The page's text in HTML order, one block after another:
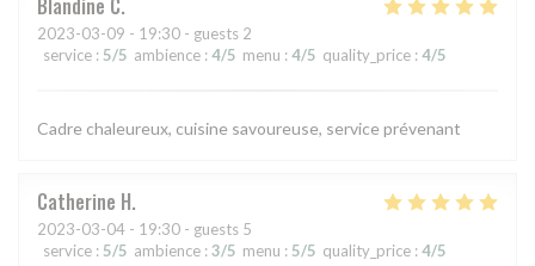
2023-03-09 - 19:30 - guests 2
service : 5/5 ambience : 4/5 menu : 4/5 quality_price : 4/5
Cadre chaleureux, cuisine savoureuse, service prévenant
Catherine H
2023-03-04 - 19:30 - guests 5
service : 5/5 ambience : 3/5 menu : 5/5 quality_price : 4/5